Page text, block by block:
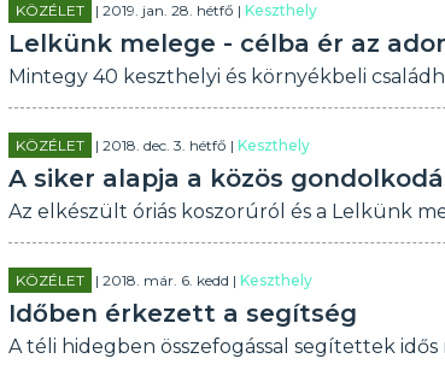
KÖZÉLET | 2019. jan. 28. hétfő | Keszthely
Lelkünk melege - célba ér az
Mintegy 40 keszthelyi és környékbeli
KÖZÉLET | 2018. dec. 3. hétfő | Keszthely
A siker alapja a közös
Az elkészült óriás koszorúról és a Lelkünk
KÖZÉLET | 2018. már. 6. kedd | Keszthely
Időben érkezett a segítség
A téli hidegben összefogással segítettek idős